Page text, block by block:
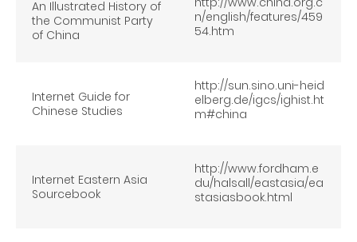
An Illustrated History of
the Communist Party
of China
n/english/features/459
54.htm
Internet Guide for
Chinese Studies
http://sun.sino.uni-heid
elberg.de/igcs/ighist.ht
m#china
Internet Eastern Asia
Sourcebook
http://www.fordham.e
du/halsall/eastasia/ea
stasiasbook.html